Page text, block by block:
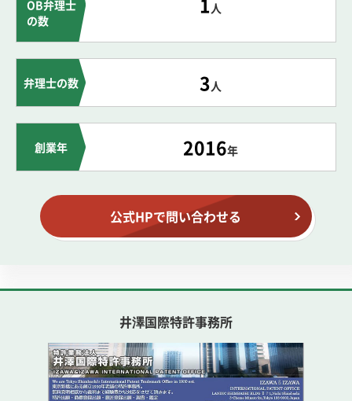
OB弁理士
の数
人
弁理士の数 3人
創業年 2016年
公式HPで問い合わせる
井澤国際特許事務所